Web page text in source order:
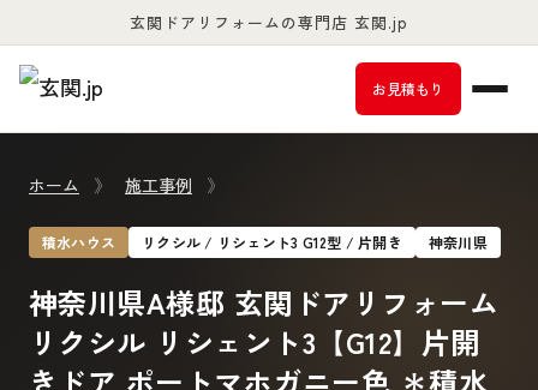
玄関ドアリフォームの専門店 玄関.jp
お見積もり
ホーム 》 施工事例 》
積水ハウス リクシル / リシェント3 G12型 / 片開き 神奈川県
神奈川県A様邸 玄関ドアリフォーム
リクシル リシェント3【G12】片開
きドア ポートマホガニー色 ＊積水